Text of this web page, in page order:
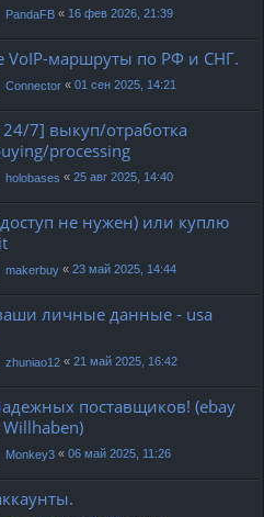
PandaFB « 16 фев 2026, 21:39
маршруты по РФ и СНГ.
Connector « 01 сен 2025, 14:21
7] выкуп/отработка
processing
holobases « 25 авг 2025, 14:40
не нужен) или куплю
makerbuy « 23 май 2025, 14:44
личные данные - usa
zhuniao12 « 21 май 2025, 16:42
поставщиков! (ebay
Monkey3 « 06 май 2025, 11:26